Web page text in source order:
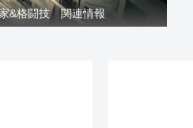
&格闘技 関連情報